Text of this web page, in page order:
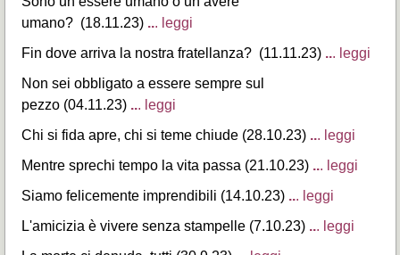
umano? (18.11.23) ... leggi
Fin dove arriva la nostra fratellanza? (11.11.23) ... leggi
Non sei obbligato a essere sempre sul
pezzo (04.11.23) ... leggi
Chi si fida apre, chi si teme chiude (28.10.23) ... leggi
Mentre sprechi tempo la vita passa (21.10.23) ... leggi
Siamo felicemente imprendibili (14.10.23) ... leggi
L'amicizia è vivere senza stampelle (7.10.23) ... leggi